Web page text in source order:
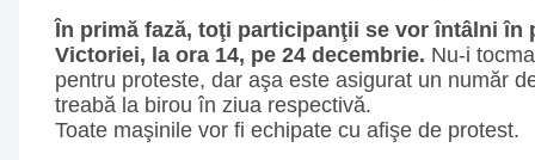
În primă fază, toţi participanţii se vor întâlni în
Victoriei, la ora 14, pe 24 decembrie. Nu-i
pentru proteste, dar aşa este asigurat un număr
treabă la birou în ziua respectivă.
Toate maşinile vor fi echipate cu afişe de protest.